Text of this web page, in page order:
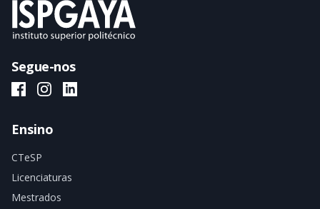
Segue-nos
ISPGAYA Facebook
ISPGAYA Instagram
ISPGAYA LinkedIn
Ensino
CTeSP
Licenciaturas
Mestrados